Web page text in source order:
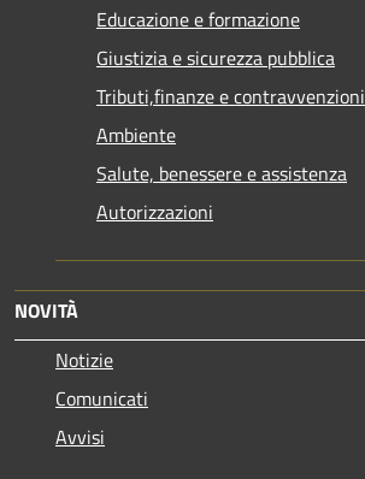
Educazione e formazione
Giustizia e sicurezza pubblica
Tributi,finanze e contravvenzioni
Ambiente
Salute, benessere e assistenza
Autorizzazioni
NOVITÀ
Notizie
Comunicati
Avvisi